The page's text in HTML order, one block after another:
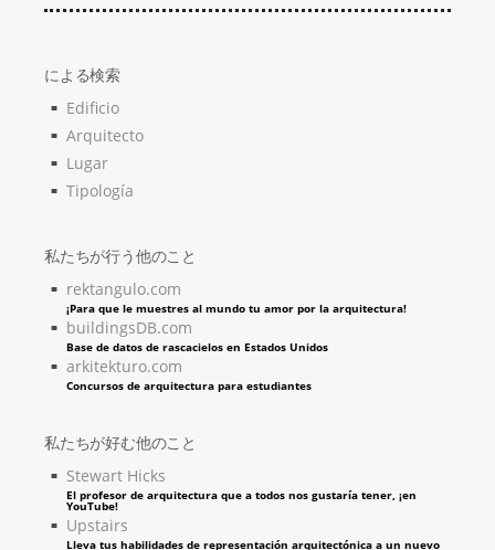
による検索
Edificio
Arquitecto
Lugar
Tipología
私たちが行う他のこと
rektangulo.com
¡Para que le muestres al mundo tu amor por la arquitectura!
buildingsDB.com
Base de datos de rascacielos en Estados Unidos
arkitekturo.com
Concursos de arquitectura para estudiantes
私たちが好む他のこと
Stewart Hicks
El profesor de arquitectura que a todos nos gustaría tener, ¡en
YouTube!
Upstairs
Lleva tus habilidades de representación arquitectónica a un nuevo